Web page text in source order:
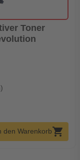
Toner
Menge
den Warenkorbshopping_cart